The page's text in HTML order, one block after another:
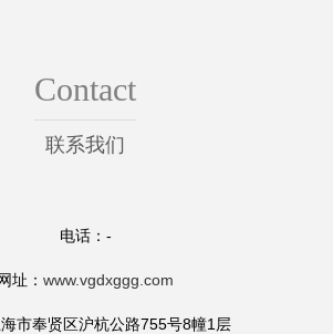
Contact
联系我们
电话：-
址： www.vgdxggg.com
市奉贤区沪杭公路755号8幢1层